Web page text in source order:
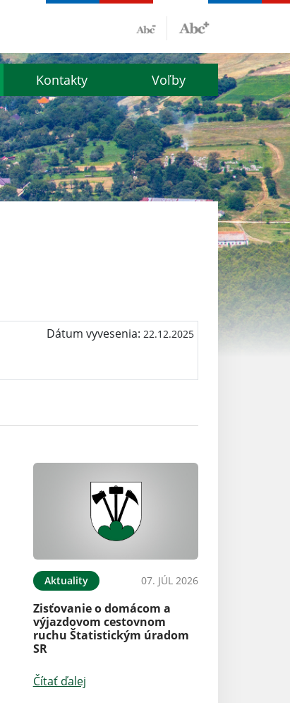
Kontakty Voľby
Dátum vyvesenia: 22.12.2025
Aktuality 07. JÚL 2026
Zisťovanie o domácom a
výjazdovom cestovnom
ruchu Štatistickým úradom
SR
Čítať ďalej